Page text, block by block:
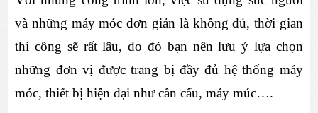
và những máy móc đơn giản là không đủ, thời gian
thi công sẽ rất lâu, do đó bạn nên lưu ý lựa chọn
những đơn vị được trang bị đầy đủ hệ thống máy
móc, thiết bị hiện đại như cần cẩu, máy múc….